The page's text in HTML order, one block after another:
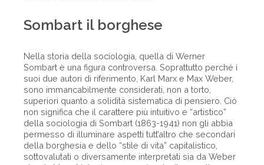
Sombart il borghese
Nella storia della sociologia, quella di Werner
Sombart è una figura controversa. Soprattutto perché i
suoi due autori di riferimento, Karl Marx e Max Weber,
sono immancabilmente considerati, non a torto,
superiori quanto a solidità sistematica di pensiero. Ciò
non significa che il carattere più intuitivo e “artistico”
della sociologia di Sombart (1863-1941) non gli abbia
permesso di illuminare aspetti tutt’altro che secondari
della borghesia e dello “stile di vita” capitalistico,
sottovalutati o diversamente interpretati sia da Weber